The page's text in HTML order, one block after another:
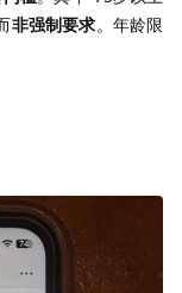
非强制要求。年龄限